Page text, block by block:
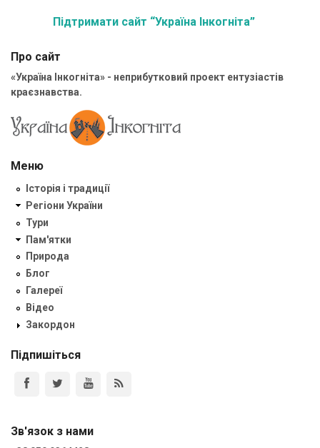
Підтримати сайт “Україна Інкогніта”
Про сайт
«Україна Інкогніта» - неприбутковий проект ентузіастів
краєзнавства.
Меню
Історія і традиції
Регіони України
Тури
Пам'ятки
Природа
Блог
Галереї
Відео
Закордон
Підпишіться
Зв'язок з нами